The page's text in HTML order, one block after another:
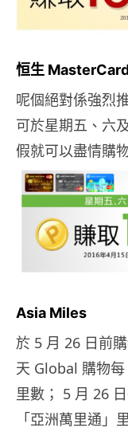
恒生
呢個絕對係強烈
可於星期五、六
假就可以盡情購
Asia Miles
於 5 月 26 日前
天 Global 購物每
里數； 5 月 26
「亞洲萬里通」